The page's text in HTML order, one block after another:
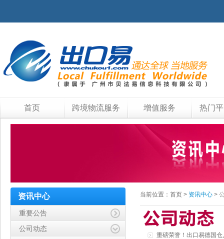
首页 跨境物流服务 增值服务 热门
资讯中心
重要公告
公司动态
当前位置： 首页 > 资讯中心 >
重磅荣誉！出口易德国仓